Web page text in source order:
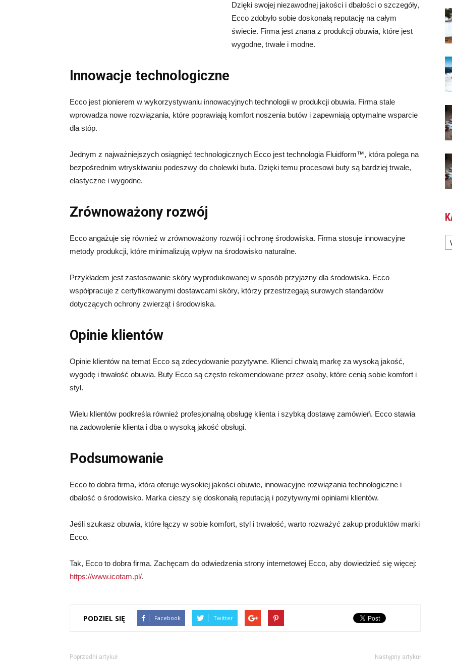
Dzięki swojej niezawodnej jakości i dbałości o szczegóły,
Ecco zdobyło sobie doskonałą reputację na całym
świecie. Firma jest znana z produkcji obuwia, które jest
wygodne, trwałe i modne.
Innowacje technologiczne
Ecco jest pionierem w wykorzystywaniu innowacyjnych technologii w produkcji obuwia. Firma stale
wprowadza nowe rozwiązania, które poprawiają komfort noszenia butów i zapewniają optymalne wsparcie
dla stóp.
Jednym z najważniejszych osiągnięć technologicznych Ecco jest technologia Fluidform™, która polega na
bezpośrednim wtryskiwaniu podeszwy do cholewki buta. Dzięki temu procesowi buty są bardziej trwałe,
elastyczne i wygodne.
Zrównoważony rozwój
Ecco angażuje się również w zrównoważony rozwój i ochronę środowiska. Firma stosuje innowacyjne
metody produkcji, które minimalizują wpływ na środowisko naturalne.
Przykładem jest zastosowanie skóry wyprodukowanej w sposób przyjazny dla środowiska. Ecco
współpracuje z certyfikowanymi dostawcami skóry, którzy przestrzegają surowych standardów
dotyczących ochrony zwierząt i środowiska.
Opinie klientów
Opinie klientów na temat Ecco są zdecydowanie pozytywne. Klienci chwalą markę za wysoką jakość,
wygodę i trwałość obuwia. Buty Ecco są często rekomendowane przez osoby, które cenią sobie komfort i
styl.
Wielu klientów podkreśla również profesjonalną obsługę klienta i szybką dostawę zamówień. Ecco stawia
na zadowolenie klienta i dba o wysoką jakość obsługi.
Podsumowanie
Ecco to dobra firma, która oferuje wysokiej jakości obuwie, innowacyjne rozwiązania technologiczne i
dbałość o środowisko. Marka cieszy się doskonałą reputacją i pozytywnymi opiniami klientów.
Jeśli szukasz obuwia, które łączy w sobie komfort, styl i trwałość, warto rozważyć zakup produktów marki
Ecco.
Tak, Ecco to dobra firma. Zachęcam do odwiedzenia strony internetowej Ecco, aby dowiedzieć się więcej:
https://www.icotam.pl/.
PODZIEL SIĘ Facebook Twitter
Poprzedni artykuł Następny artykuł